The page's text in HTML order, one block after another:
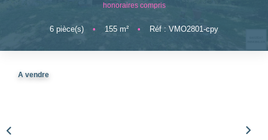
NOS AGENCES
honoraires compris
6 pièce(s) • 155 m² • Réf : VMO2801-cpy
A vendre